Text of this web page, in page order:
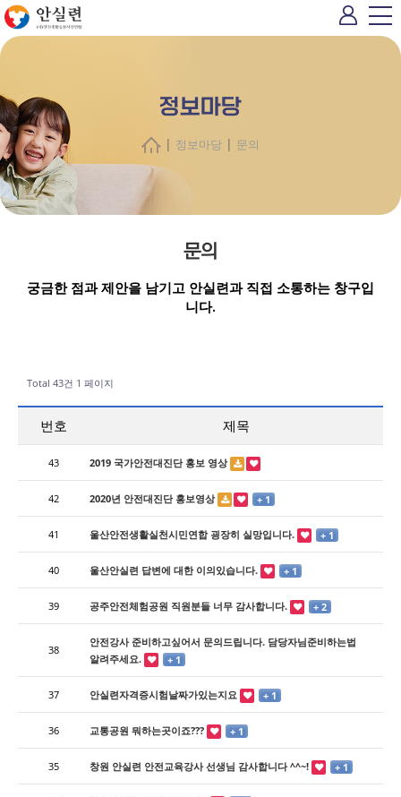
정보마당
| 정보마당 | 문의
문의
궁금한 점과 제안을 남기고 안실련과 직접 소통하는 창구입
니다.
Total 43건 1 페이지
번호 제목
43 2019 국가안전대진단 홍보 영상
42 2020년 안전대진단 홍보영상 + 1
41 울산안전생활실천시민연합 굉장히 실망입니다. + 1
40 울산안실련 답변에 대한 이의있습니다. + 1
39 공주안전체험공원 직원분들 너무 감사합니다. + 2
38
안전강사 준비하고싶어서 문의드립니다. 담당자님준비하는법
알려주세요.
+ 1
37 안실련자격증시험날짜가있는지요 + 1
36 교통공원 뭐하는곳이죠??? + 1
35 창원 안실련 안전교육강사 선생님 감사합니다 ^^~! + 1